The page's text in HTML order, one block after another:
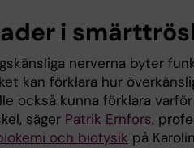
i
nerverna byter
kan förklara hur
också kunna förklara varför
säger Patrik Ernfors,
och biofysik på